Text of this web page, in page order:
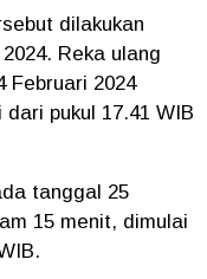
dilakukan
Reka ulang
Februari 2024
pukul 17.41 WIB
tanggal 25
15 menit, dimulai